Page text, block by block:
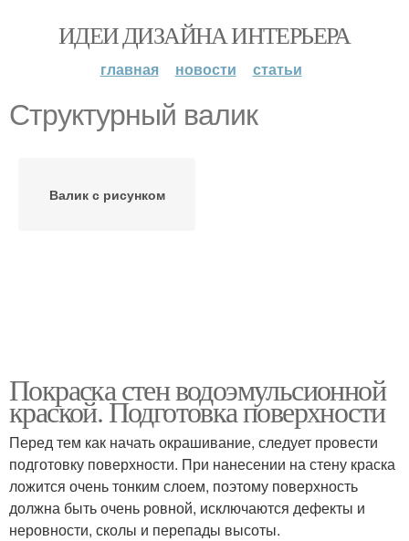
ИДЕИ ДИЗАЙНА ИНТЕРЬЕРА
главная новости статьи
Структурный валик
Валик с рисунком
Покраска стен водоэмульсионной
краской. Подготовка поверхности
Перед тем как начать окрашивание, следует провести
подготовку поверхности. При нанесении на стену краска
ложится очень тонким слоем, поэтому поверхность
должна быть очень ровной, исключаются дефекты и
неровности, сколы и перепады высоты.